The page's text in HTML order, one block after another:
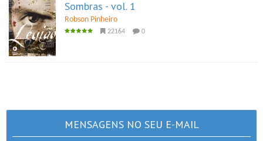
Sombras - vol. 1
Robson Pinheiro
22164 0
MENSAGENS NO SEU E-MAIL